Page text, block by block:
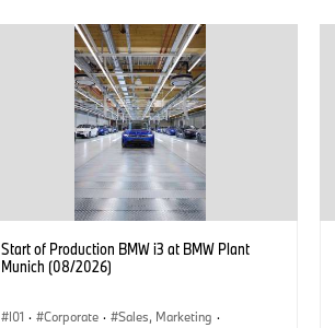
Start of Production BMW i3 at BMW Plant
Munich (08/2026)
I01 · Corporate · Sales, Marketing ·